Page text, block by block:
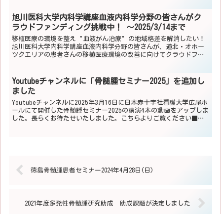
旭川医科大学内科学講座血液内科学分野の皆さんがク
ラウドファンディング挑戦中！ ～2025/3/14まで
移植医療の環境を整え "血液がん治療" の地域格差を解消したい！
旭川医科大学内科学講座血液内科学分野の皆さんが、道北・オホー
ツクエリアの患者さんの移植医療環境の改善に向けてクラウドファ
Youtubeチャンネルに「骨髄腫セミナー2025」を追加し
ました
Youtubeチャンネルに2025年3月16日に日本赤十字社看護大学広尾ホ
ールにて開催した骨髄腫セミナー2025の講演4本の動画をアップしま
した。長らくお待たせいたしました。こちらよりご覧ください■内
徳島骨髄腫患者セミナー2024年4月28日(日)
2021年度多発性骨髄腫研究助成 助成課題が決定しました